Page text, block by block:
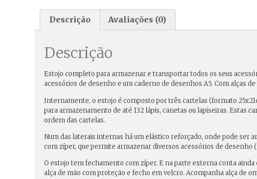
Descrição Avaliações (0)
Descrição
Estojo completo para armazenar e transportar todos os seus
acessórios de desenho e um caderno de desenhos A5. Com alças
Internamente, o estojo é composto por três cartelas (formato
para armazenamento de até 132 lápis, canetas ou lapiseiras. Estas
ordem das cartelas.
Num das laterais internas há um elástico reforçado, onde pode ser
com zíper, que permite armazenar diversos acessórios de desenho
O estojo tem fechamento com zíper. E na parte externa conta
alça de mão com proteção e fecho em velcro. Acompanha alça de